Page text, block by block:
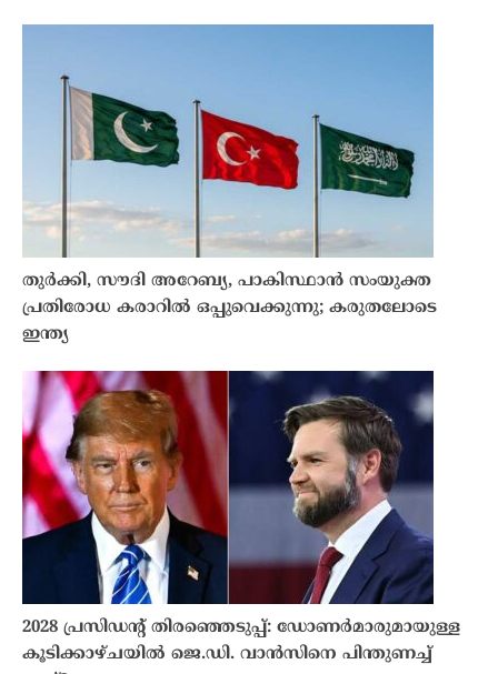
തുർക്കി, സൗദി അറേബ്യ, പാകിസ്ഥാൻ സംയുക്ത
പ്രതിരോധ കരാറിൽ ഒപ്പുവെക്കുന്നു; കരുതലോടെ
ഇന്ത്യ
2028 പ്രസിഡന്റ് തിരഞ്ഞെടുപ്പ്: ഡോണർമാരുമായുള്ള
കൂടിക്കാഴ്ചയിൽ ജെ.ഡി. വാൻസിനെ പിന്തുണച്ച്